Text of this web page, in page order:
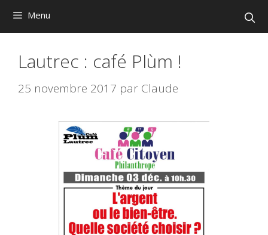
Menu
Lautrec : café Plùm !
25 novembre 2017 par Claude